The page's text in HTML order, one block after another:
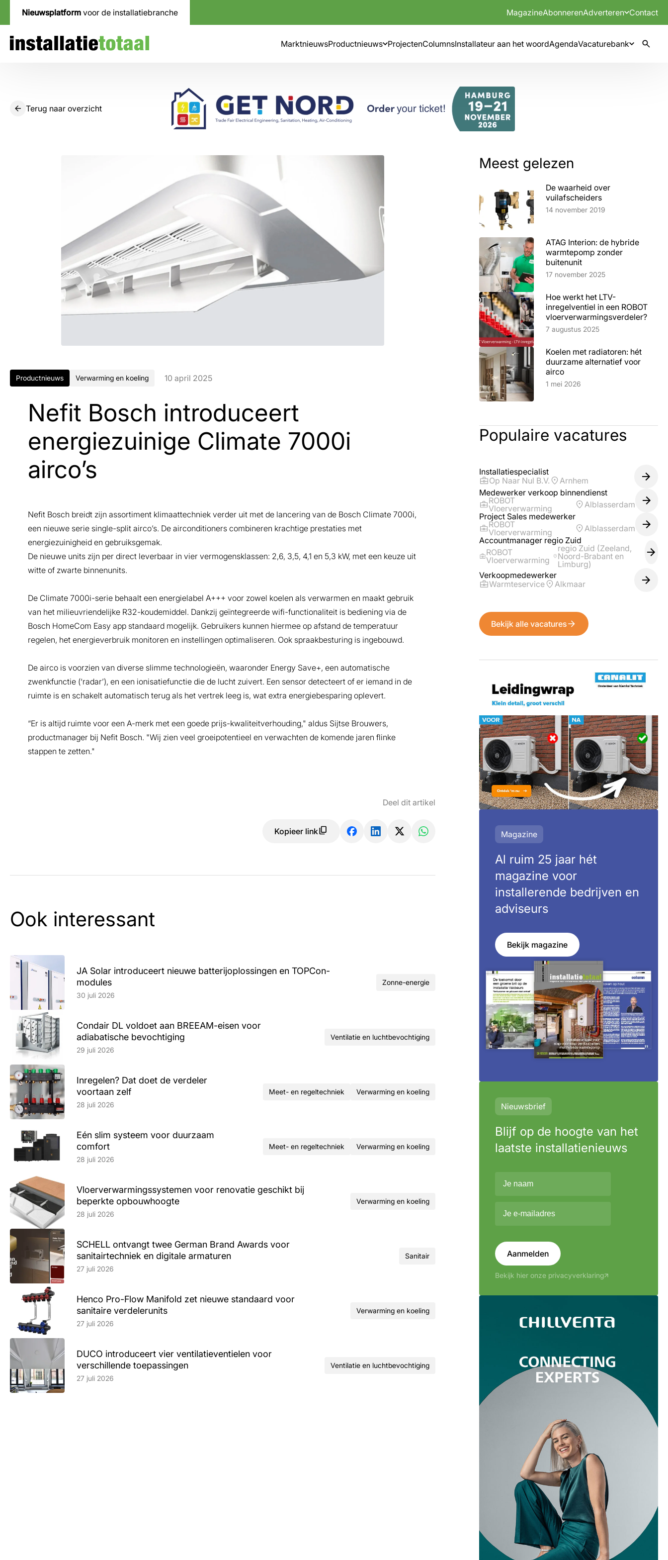
Nieuwsplatform voor de installatiebranche MagazineAbonnerenAdverteren Contact
MarktnieuwsProductnieuws ProjectenColumnsInstallateur aan het woordAgendaVacaturebank
Terug naar overzicht
Productnieuws Verwarming en koeling 10 april 2025
Nefit Bosch introduceert
energiezuinige Climate 7000i
airco’s
Nefit Bosch breidt zijn assortiment klimaattechniek verder uit met de lancering van de Bosch Climate 7000i,
een nieuwe serie single-split airco’s. De airconditioners combineren krachtige prestaties met
energiezuinigheid en gebruiksgemak.
De nieuwe units zijn per direct leverbaar in vier vermogensklassen: 2,6, 3,5, 4,1 en 5,3 kW, met een keuze uit
witte of zwarte binnenunits.
De Climate 7000i-serie behaalt een energielabel A+++ voor zowel koelen als verwarmen en maakt gebruik
van het milieuvriendelijke R32-koudemiddel. Dankzij geïntegreerde wifi-functionaliteit is bediening via de
Bosch HomeCom Easy app standaard mogelijk. Gebruikers kunnen hiermee op afstand de temperatuur
regelen, het energieverbruik monitoren en instellingen optimaliseren. Ook spraakbesturing is ingebouwd.
De airco is voorzien van diverse slimme technologieën, waaronder Energy Save+, een automatische
zwenkfunctie (‘radar’), en een ionisatiefunctie die de lucht zuivert. Een sensor detecteert of er iemand in de
ruimte is en schakelt automatisch terug als het vertrek leeg is, wat extra energiebesparing oplevert.
“Er is altijd ruimte voor een A-merk met een goede prijs-kwaliteitverhouding," aldus Sijtse Brouwers,
productmanager bij Nefit Bosch. "Wij zien veel groeipotentieel en verwachten de komende jaren flinke
stappen te zetten."
Deel dit artikel
Kopieer link
Ook interessant
JA Solar introduceert nieuwe batterijoplossingen en TOPCon-
modules
Lees artikel
30 juli 2026
Zonne-energie
Condair DL voldoet aan BREEAM-eisen voor
adiabatische bevochtiging
Lees artikel
29 juli 2026
Ventilatie en luchtbevochtiging
Inregelen? Dat doet de verdeler
voortaan zelf
Lees artikel
28 juli 2026
Meet- en regeltechniek Verwarming en koeling
Eén slim systeem voor duurzaam
comfort
Lees artikel
28 juli 2026
Meet- en regeltechniek Verwarming en koeling
Vloerverwarmingssystemen voor renovatie geschikt bij
beperkte opbouwhoogte
Lees artikel
28 juli 2026
Verwarming en koeling
SCHELL ontvangt twee German Brand Awards voor
sanitairtechniek en digitale armaturen
Lees artikel
27 juli 2026
Sanitair
Henco Pro-Flow Manifold zet nieuwe standaard voor
sanitaire verdelerunits
Lees artikel
27 juli 2026
Verwarming en koeling
DUCO introduceert vier ventilatieventielen voor
verschillende toepassingen
Lees artikel
27 juli 2026
Ventilatie en luchtbevochtiging
Meest gelezen
De waarheid over
vuilafscheiders
Lees artikel
14 november 2019
ATAG Interion: de hybride
warmtepomp zonder
buitenunit
Lees artikel
17 november 2025
Hoe werkt het LTV-
inregelventiel in een ROBOT
vloerverwarmingsverdeler?
Lees artikel
7 augustus 2025
Koelen met radiatoren: hét
duurzame alternatief voor
aircoLees artikel
1 mei 2026
Populaire vacatures
Installatiespecialist
Op Naar Nul B.V.
Arnhem
Medewerker verkoop binnendienst
ROBOT
Vloerverwarming
Alblasserdam
Project Sales medewerker
ROBOT
Vloerverwarming
Alblasserdam
Accountmanager regio Zuid
ROBOT
Vloerverwarming
regio Zuid (Zeeland,
Noord-Brabant en
Limburg)
Verkoopmedewerker
Warmteservice
Alkmaar
Bekijk alle vacatures
Magazine
Al ruim 25 jaar hét
magazine voor
installerende bedrijven en
adviseurs
Bekijk magazine
Nieuwsbrief
Blijf op de hoogte van het
laatste installatienieuws
Aanmelden
Bekijk hier onze privacyverklaring